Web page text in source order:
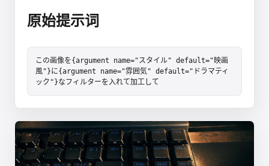
原始提示词
この画像を{argument name="スタイル" default="映画
風"}に{argument name="雰囲気" default="ドラマティ
ック"}なフィルターを入れて加工して